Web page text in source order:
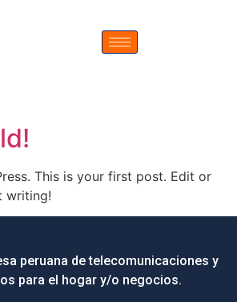
This is your first post. Edit or
writing!
peruana de telecomunicaciones y
para el hogar y/o negocios.